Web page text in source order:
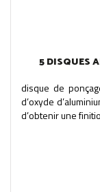
5 DISQUES
disque de
d’oxyde
d’obtenir une